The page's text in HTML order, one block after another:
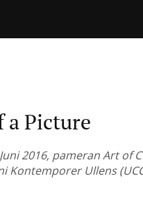
a Picture
2016, pameran Art of
Kontemporer Ullens